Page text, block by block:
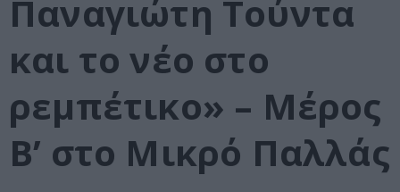
Παναγιώτη Τούντα
και το νέο στο
ρεμπέτικο» – Μέρος
Β’ στο Μικρό Παλλάς